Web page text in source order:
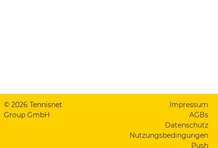
© 2026 Tennisnet
Group GmbH
Impressum
AGBs
Datenschutz
Nutzungsbedingungen
Push